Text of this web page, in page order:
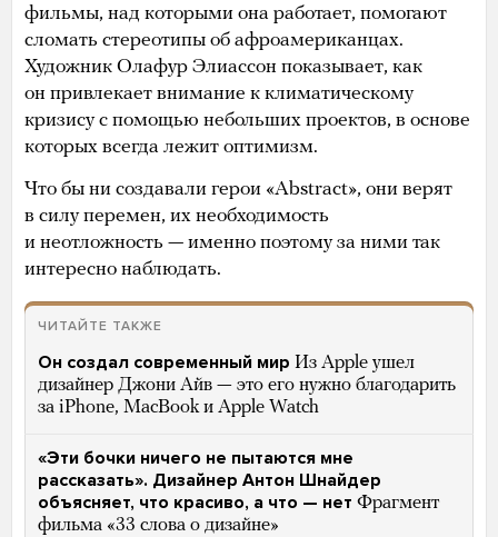
фильмы, над которыми она работает, помогают
сломать стереотипы об афроамериканцах.
Художник Олафур Элиассон показывает, как
он привлекает внимание к климатическому
кризису с помощью небольших проектов, в основе
которых всегда лежит оптимизм.
Что бы ни создавали герои «Abstract», они верят
в силу перемен, их необходимость
и неотложность — именно поэтому за ними так
интересно наблюдать.
ЧИТАЙТЕ ТАКЖЕ
Он создал современный мир Из Apple ушел
дизайнер Джони Айв — это его нужно благодарить
за iPhone, MacBook и Apple Watch
«Эти бочки ничего не пытаются мне
рассказать». Дизайнер Антон Шнайдер
объясняет, что красиво, а что — нет Фрагмент
фильма «33 слова о дизайне»